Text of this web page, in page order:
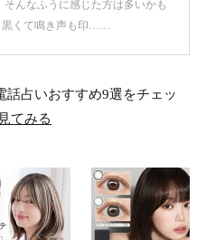
んなふうに感じた方は多いかも
黒くて鳴き声も印……
話占いおすすめ9選をチェッ
てみる